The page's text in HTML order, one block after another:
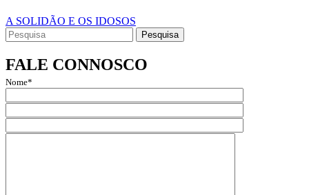
artigos
Navegação
de
artigos
A SOLIDÃO E OS IDOSOS
Search
for:
FALE CONNOSCO
Nome*